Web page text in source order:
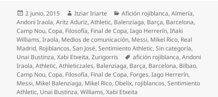
Publicado
el
2 junio, 2015 Autor
Itziar Iriarte Categorías
Afición rojiblanca,Almería,
Andoni Iraola,Aritz Aduriz,Athletic, Balenziaga, Barça, Barcelona,
Camp Nou,Copa, Filosofía, Final de Copa,Iago Herrerín,Iñaki
Williams,Iraola, Medios de comunicación, Messi, Mikel Rico, Real
Madrid, Rojiblancos,San José,Sentimiento Athletic,Sin categoría,
Unai Bustinza,Xabi Etxeita,Zurigorris Etiquetas
afición rojiblanca,Andoni
Iraola,Athletic,Athleticzales, Balenziaga, Barça, Barcelona, Bilbao,
Camp Nou,Copa, Filosofía, Final de Copa, Forges,Iago Herrerín,
Messi, Mikel Balenziaga, Mikel Rico,Obelix, rojiblancos,Sentimiento
Athletic, Unai Bustinza,Williams,Xabi Etxeita